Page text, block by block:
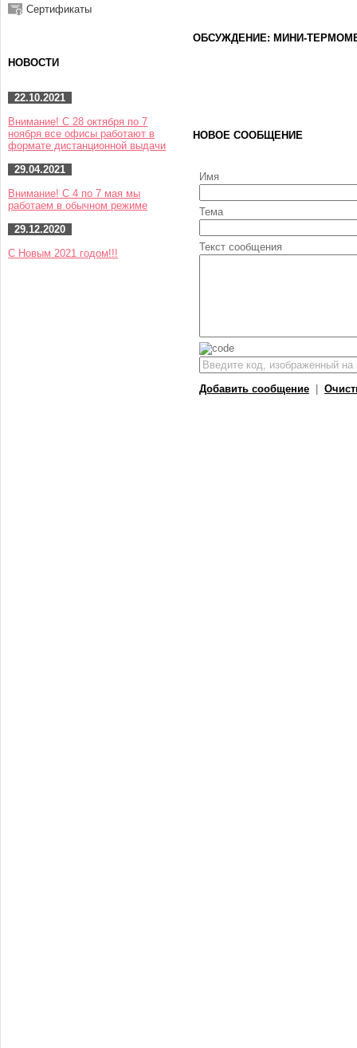
ОБСУЖДЕНИЕ: МИНИ-
НОВОЕ СООБЩЕНИЕ
Имя
Тема
Текст сообщения
Добавить сообщение
Сертификаты
НОВОСТИ
22.10.2021
Внимание! С 28 октября по 7
ноября все офисы работают в
формате дистанционной выдачи
29.04.2021
Внимание! С 4 по 7 мая мы
работаем в обычном режиме
29.12.2020
С Новым 2021 годом!!!